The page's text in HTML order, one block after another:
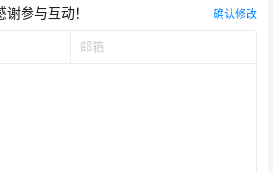
参与互动！ 确认修改